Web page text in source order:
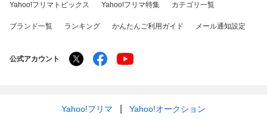
Yahoo!フリマトピックス Yahoo!フリマ特集 カテゴリ一覧
ブランド一覧 ランキング かんたんご利用ガイド メール通知設定
公式アカウント
Yahoo!フリマ
Yahoo!オークション